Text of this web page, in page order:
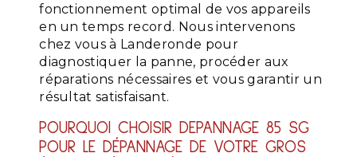
fonctionnement optimal de vos appareils
en un temps record. Nous intervenons
chez vous à Landeronde pour
diagnostiquer la panne, procéder aux
réparations nécessaires et vous garantir un
résultat satisfaisant.
POURQUOI CHOISIR DEPANNAGE 85 SG
POUR LE DÉPANNAGE DE VOTRE GROS